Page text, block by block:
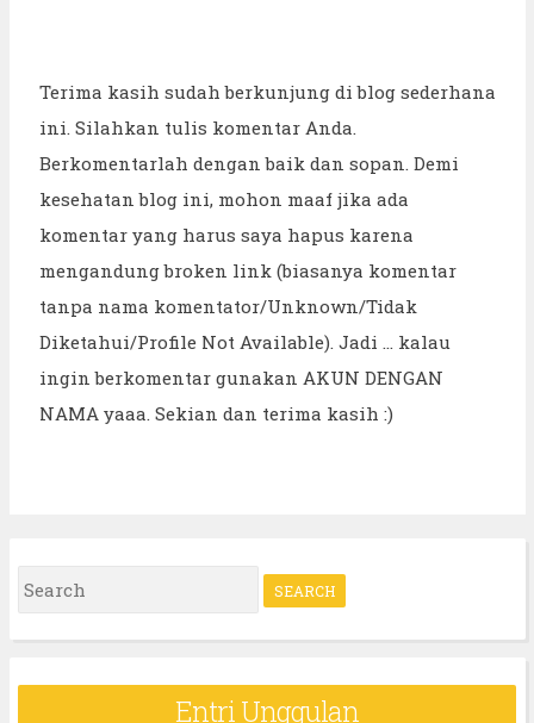
Terima kasih sudah berkunjung di blog sederhana
ini. Silahkan tulis komentar Anda.
Berkomentarlah dengan baik dan sopan. Demi
kesehatan blog ini, mohon maaf jika ada
komentar yang harus saya hapus karena
mengandung broken link (biasanya komentar
tanpa nama komentator/Unknown/Tidak
Diketahui/Profile Not Available). Jadi ... kalau
ingin berkomentar gunakan AKUN DENGAN
NAMA yaaa. Sekian dan terima kasih :)
S
e
r
Entri Unggulan